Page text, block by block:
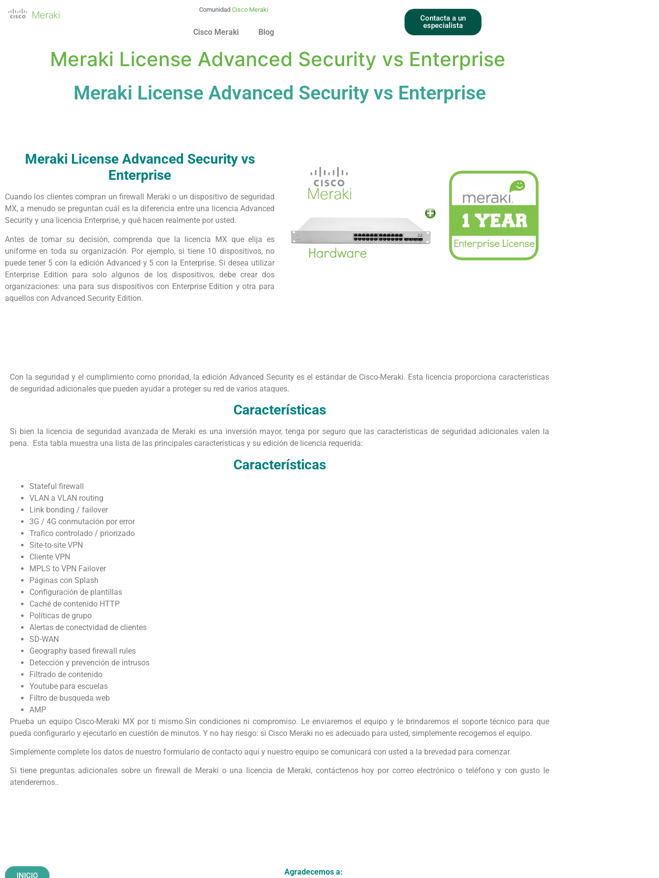
ComunidadCisco Meraki
Cisco Meraki Blog
Contacta a un
especialista
Meraki License Advanced Security vs Enterprise
Meraki License Advanced Security vs Enterprise
Meraki License Advanced Security vs
Enterprise
Cuando los clientes compran un firewall Meraki o un dispositivo de seguridad
MX, a menudo se preguntan cuál es la diferencia entre una licencia Advanced
Security y una licencia Enterprise, y qué hacen realmente por usted.
Antes de tomar su decisión, comprenda que la licencia MX que elija es
uniforme en toda su organización. Por ejemplo, si tiene 10 dispositivos, no
puede tener 5 con la edición Advanced y 5 con la Enterprise. Si desea utilizar
Enterprise Edition para solo algunos de los dispositivos, debe crear dos
organizaciones: una para sus dispositivos con Enterprise Edition y otra para
aquellos con Advanced Security Edition.
Con la seguridad y el cumplimiento como prioridad, la edición Advanced Security es el estándar de Cisco-Meraki. Esta licencia proporciona características
de seguridad adicionales que pueden ayudar a proteger su red de varios ataques.
Características
Si bien la licencia de seguridad avanzada de Meraki es una inversión mayor, tenga por seguro que las características de seguridad adicionales valen la
pena. Esta tabla muestra una lista de las principales características y su edición de licencia requerida:
Características
Stateful firewall
VLAN a VLAN routing
Link bonding / failover
3G / 4G conmutación por error
Trafico controlado / priorizado
Site-to-site VPN
Cliente VPN
MPLS to VPN Failover
Páginas con Splash
Configuración de plantillas
Caché de contenido HTTP
Políticas de grupo
Alertas de conectvidad de clientes
SD-WAN
Geography based firewall rules
Detección y prevención de intrusos
Filtrado de contenido
Youtube para escuelas
Filtro de busqueda web
AMP
Prueba un equipo Cisco-Meraki MX por ti mismo.Sin condiciones ni compromiso. Le enviaremos el equipo y le brindaremos el soporte técnico para que
pueda configurarlo y ejecutarlo en cuestión de minutos. Y no hay riesgo: si Cisco Meraki no es adecuado para usted, simplemente recogemos el equipo.
Simplemente complete los datos de nuestro formulario de contacto aquí y nuestro equipo se comunicará con usted a la brevedad para comenzar.
Si tiene preguntas adicionales sobre un firewall de Meraki o una licencia de Meraki, contáctenos hoy por correo electrónico o teléfono y con gusto le
atenderemos..
INICIO Agradecemos a: